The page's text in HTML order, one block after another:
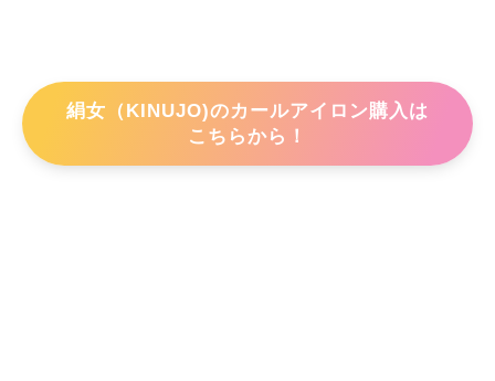
絹女（KINUJO)のカールアイロン購入は
こちらから！